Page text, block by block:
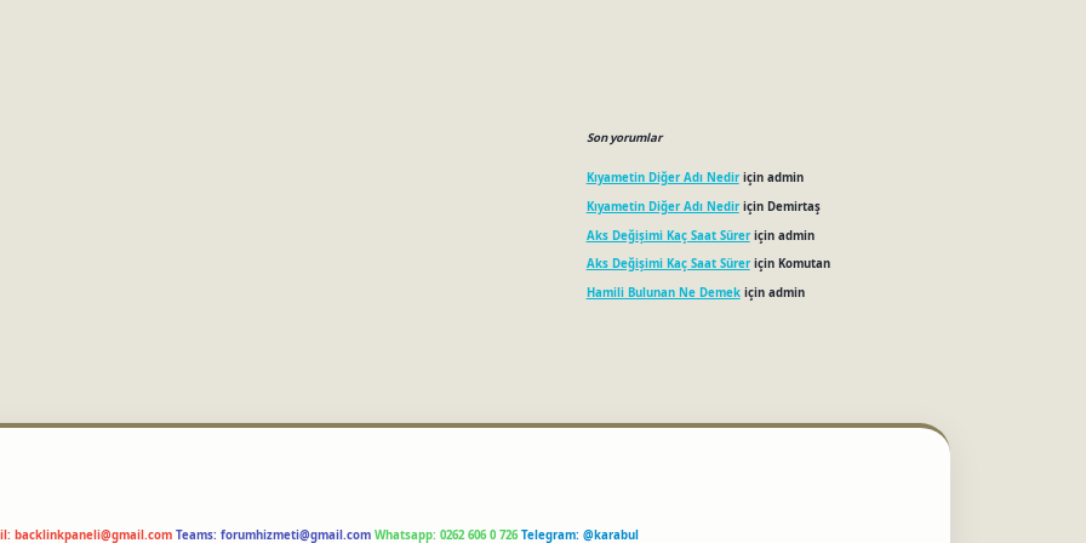
Son yorumlar
Kıyametin Diğer Adı Nediriçin admin
Kıyametin Diğer Adı Nediriçin Demirtaş
Aks Değişimi Kaç Saat Süreriçin admin
Aks Değişimi Kaç Saat Süreriçin Komutan
Hamili Bulunan Ne Demekiçin admin
backlinkpaneli@gmail.com Teams: forumhizmeti@gmail.com Whatsapp: 0262 606 0 726 Telegram: @karabul